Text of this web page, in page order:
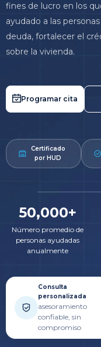
fines de lucro en los
ayudado a las
deuda, fortalecer el
sobre la vivienda.
Programar cita
Certificado
por HUD
50,000+
Número promedio de
personas ayudadas
anualmente
Consulta
personalizada
asesoramiento
confiable, sin
compromiso